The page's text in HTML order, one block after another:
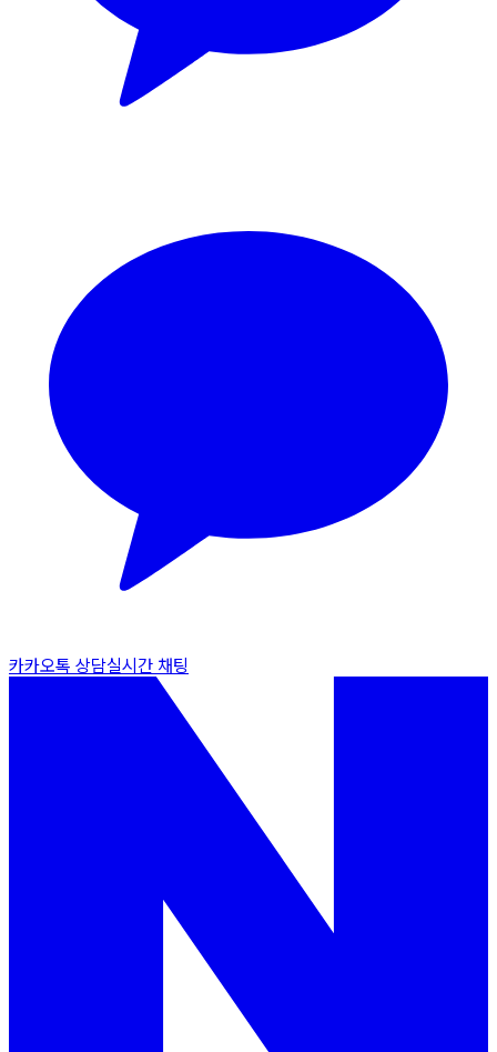
카카오톡 상담실시간 채팅